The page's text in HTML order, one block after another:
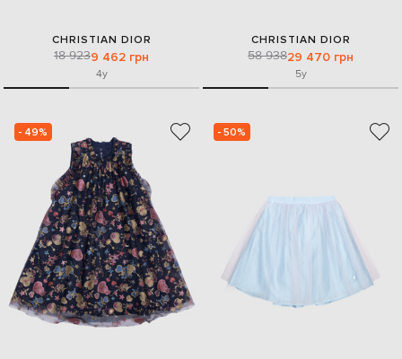
CHRISTIAN DIOR
18 9239 462 грн
4y
CHRISTIAN DIOR
58 93829 470 грн
5y
- 49% - 50%